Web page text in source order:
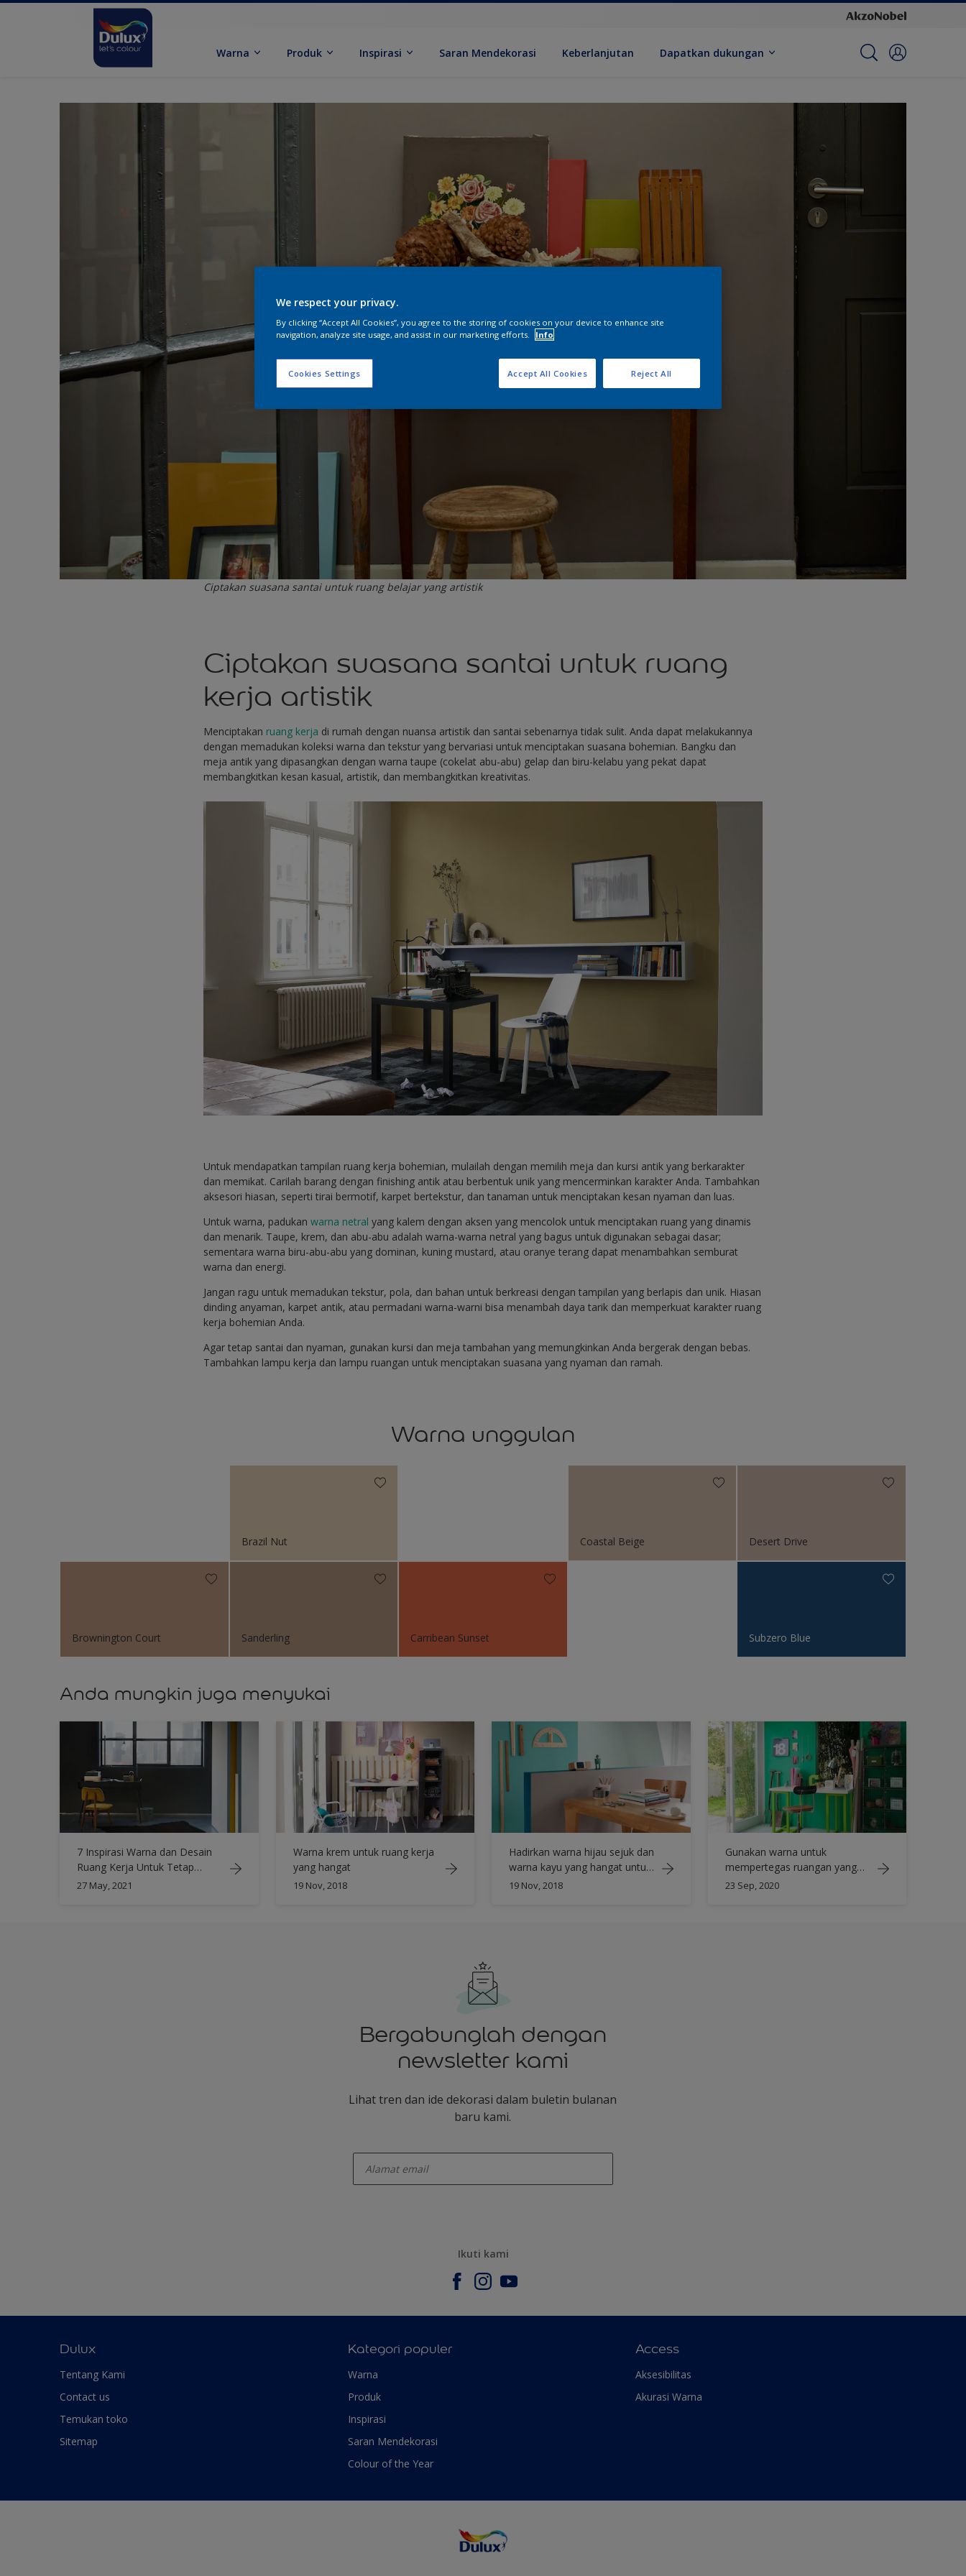
Warna Produk Inspirasi Saran Mendekorasi Keberlanjutan Dapatkan dukungan
Ciptakan suasana santai untuk ruang belajar yang artistik
Ciptakan suasana santai untuk ruang
kerja artistik
Menciptakan ruang kerja di rumah dengan nuansa artistik dan santai sebenarnya tidak sulit. Anda dapat melakukannya
dengan memadukan koleksi warna dan tekstur yang bervariasi untuk menciptakan suasana bohemian. Bangku dan
meja antik yang dipasangkan dengan warna taupe (cokelat abu-abu) gelap dan biru-kelabu yang pekat dapat
membangkitkan kesan kasual, artistik, dan membangkitkan kreativitas.
Untuk mendapatkan tampilan ruang kerja bohemian, mulailah dengan memilih meja dan kursi antik yang berkarakter
dan memikat. Carilah barang dengan finishing antik atau berbentuk unik yang mencerminkan karakter Anda. Tambahkan
aksesori hiasan, seperti tirai bermotif, karpet bertekstur, dan tanaman untuk menciptakan kesan nyaman dan luas.
Untuk warna, padukanwarna netral yang kalem dengan aksen yang mencolok untuk menciptakan ruang yang dinamis
dan menarik. Taupe, krem, dan abu-abu adalah warna-warna netral yang bagus untuk digunakan sebagai dasar;
sementara warna biru-abu-abu yang dominan, kuning mustard, atau oranye terang dapat menambahkan semburat
warna dan energi.
Jangan ragu untuk memadukan tekstur, pola, dan bahan untuk berkreasi dengan tampilan yang berlapis dan unik. Hiasan
dinding anyaman, karpet antik, atau permadani warna-warni bisa menambah daya tarik dan memperkuat karakter ruang
kerja bohemian Anda.
Agar tetap santai dan nyaman, gunakan kursi dan meja tambahan yang memungkinkan Anda bergerak dengan bebas.
Tambahkan lampu kerja dan lampu ruangan untuk menciptakan suasana yang nyaman dan ramah.
Warna unggulan
Brazil Nut Coastal Beige Desert Drive
Brownington Court Sanderling Carribean Sunset Subzero Blue
Anda mungkin juga menyukai
7 Inspirasi Warna dan Desain
Ruang Kerja Untuk Tetap
Produktif
27 May, 2021
Warna krem untuk ruang kerja
yang hangat
19 Nov, 2018
Hadirkan warna hijau sejuk dan
warna kayu yang hangat untuk
menginspirasi Anda
19 Nov, 2018
Gunakan warna untuk
mempertegas ruangan yang
multi-fungsi
23 Sep, 2020
Bergabunglah dengan
newsletter kami
Lihat tren dan ide dekorasi dalam buletin bulanan
baru kami.
Ikuti kami
Dulux
Tentang Kami
Contact us
Temukan toko
Sitemap
Kategori populer
Warna
Produk
Inspirasi
Saran Mendekorasi
Colour of the Year
Access
Aksesibilitas
Akurasi Warna
We respect your privacy.
By clicking “Accept All Cookies”, you agree to the storing of cookies on your device to enhance site
navigation, analyze site usage, and assist in our marketing efforts.
Info
Cookies Settings Reject All
Accept All Cookies